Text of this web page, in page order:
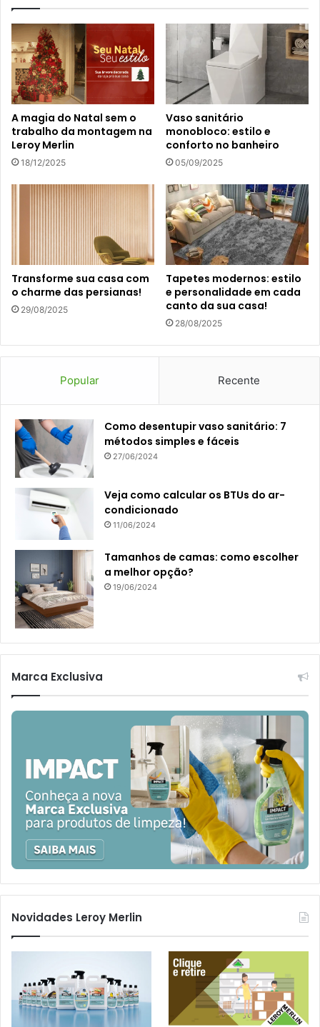
A magia do Natal sem o
trabalho da montagem na
Leroy Merlin
18/12/2025
Vaso sanitário
monobloco: estilo e
conforto no banheiro
05/09/2025
Transforme sua casa com
o charme das persianas!
29/08/2025
Tapetes modernos: estilo
e personalidade em cada
canto da sua casa!
28/08/2025
Popular Recente
Como desentupir vaso sanitário: 7
métodos simples e fáceis
27/06/2024
Veja como calcular os BTUs do ar-
condicionado
11/06/2024
Tamanhos de camas: como escolher
a melhor opção?
19/06/2024
Marca Exclusiva
Novidades Leroy Merlin